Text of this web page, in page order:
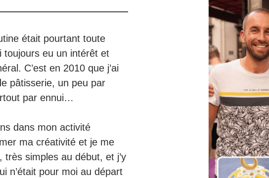
était pourtant toute
eu un intérêt et
C’est en 2010 que j’ai
pâtisserie, un peu par
par ennui…
dans mon activité
ma créativité et je me
simples au début, et j’y
n’était pour moi au départ